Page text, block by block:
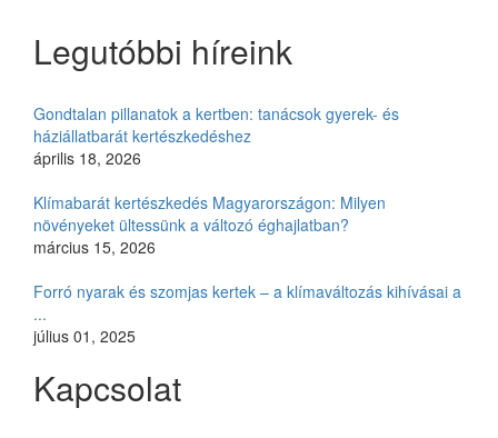
Legutóbbi híreink
Gondtalan pillanatok a kertben: tanácsok gyerek- és
háziállatbarát kertészkedéshez
április 18, 2026
Klímabarát kertészkedés Magyarországon: Milyen
növényeket ültessünk a változó éghajlatban?
március 15, 2026
Forró nyarak és szomjas kertek – a klímaváltozás kihívásai a
...
július 01, 2025
Kapcsolat